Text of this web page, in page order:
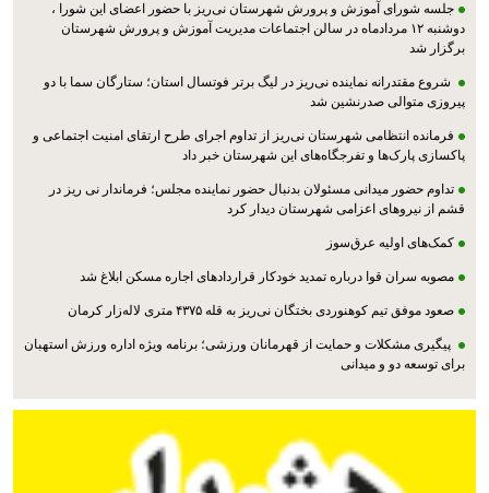
جلسه شورای آموزش و پرورش شهرستان نی‌ریز با حضور اعضای این شورا ،
دوشنبه ۱۲ مردادماه در سالن اجتماعات مدیریت آموزش و پرورش شهرستان
برگزار شد
شروع مقتدرانه نماینده نی‌ریز در لیگ برتر فوتسال استان؛ ستارگان سما با دو
پیروزی متوالی صدرنشین شد
فرمانده انتظامی شهرستان نی‌ریز از تداوم اجرای طرح ارتقای امنیت اجتماعی و
پاکسازی پارک‌ها و تفرجگاه‌های این شهرستان خبر داد
تداوم حضور میدانی مسئولان بدنبال حضور نماینده مجلس؛ فرماندار نی ریز در
قشم از نیروهای اعزامی شهرستان دیدار کرد
کمک‌های اولیه عرق‌سوز
مصوبه سران قوا درباره تمدید خودکار قراردادهای اجاره مسکن ابلاغ شد
صعود موفق تیم کوهنوردی بختگان نی‌ریز به قله ۴۳۷۵ متری لاله‌زار کرمان
پیگیری مشکلات و حمایت از قهرمانان ورزشی؛ برنامه ویژه اداره ورزش استهبان
برای توسعه دو و میدانی